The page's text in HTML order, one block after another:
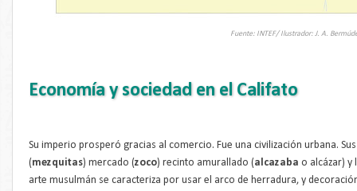
Fuente: INTEF/ Ilustrador: J. A.
Economía y sociedad en el Califato
Su imperio prosperó gracias al comercio. Fue una civilización urbana.
(mezquitas) mercado (zoco) recinto amurallado (alcazaba o alcázar) y
arte musulmán se caracteriza por usar el arco de herradura, y